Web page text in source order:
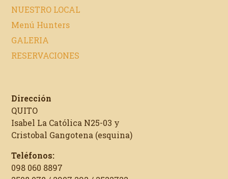
NUESTRO LOCAL
Menú Hunters
GALERIA
RESERVACIONES
Dirección
QUITO
Isabel La Católica N25-03 y
Cristobal Gangotena (esquina)
Teléfonos:
098 060 8897